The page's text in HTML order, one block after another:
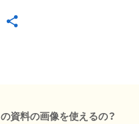
資料の画像を使えるの？